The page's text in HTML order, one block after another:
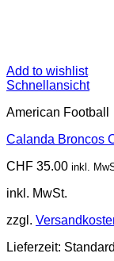
Add to wishlist
Schnellansicht
American Football
Calanda Broncos
CHF 35.00 inkl.
inkl. MwSt.
zzgl.
Lieferzeit: